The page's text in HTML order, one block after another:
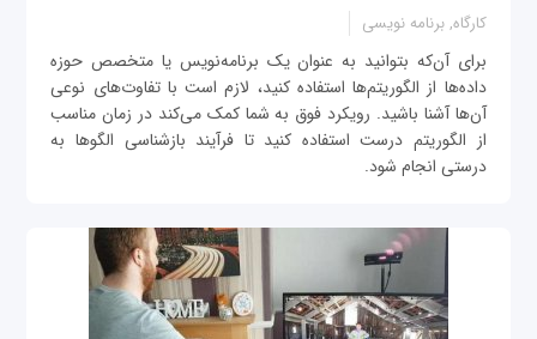
کارگاه, برنامه نویسی
برای آن‌که بتوانید به عنوان یک برنامه‌نویس یا متخصص حوزه
داده‌ها از الگوریتم‌ها استفاده کنید، لازم است با تفاوت‌های نوعی
آن‌ها آشنا باشید. رویکرد فوق به شما کمک می‌کند در زمان مناسب
از الگوریتم درست استفاده کنید تا فرآیند بازشناسی الگوها به
درستی انجام شود.